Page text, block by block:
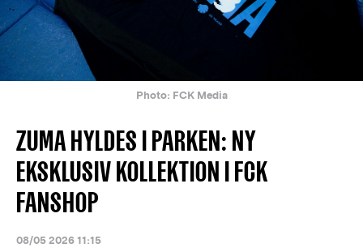
Photo: FCK Media
ZUMA HYLDES I PARKEN: NY
EKSKLUSIV KOLLEKTION I FCK
FANSHOP
08/05 2026 11:15